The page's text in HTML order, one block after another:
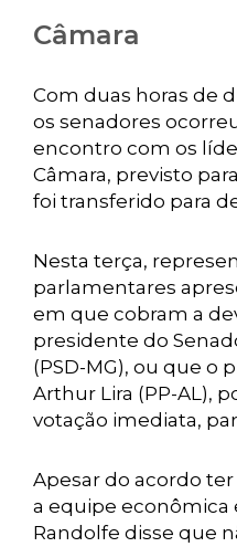
Câmara
Com duas horas de
os senadores
encontro com os
Câmara, previsto
foi transferido para
Nesta terça,
parlamentares
em que cobram a
presidente do
(PSD-MG), ou que o
Arthur Lira (PP-AL),
votação imediata,
Apesar do acordo
a equipe econômica
Randolfe disse que